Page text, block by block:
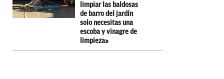
limpiar las baldosas
de barro del jardín
solo necesitas una
escoba y vinagre de
limpieza»